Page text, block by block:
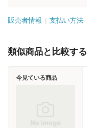
販売者情報 支払い方法
類似商品と比較する
今見ている商品